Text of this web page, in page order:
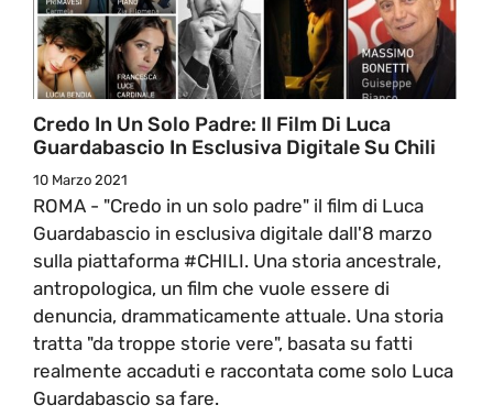
Credo In Un Solo Padre: Il Film Di Luca
Guardabascio In Esclusiva Digitale Su Chili
10 Marzo 2021
ROMA - "Credo in un solo padre" il film di Luca
Guardabascio in esclusiva digitale dall'8 marzo
sulla piattaforma #CHILI. Una storia ancestrale,
antropologica, un film che vuole essere di
denuncia, drammaticamente attuale. Una storia
tratta "da troppe storie vere", basata su fatti
realmente accaduti e raccontata come solo Luca
Guardabascio sa fare.